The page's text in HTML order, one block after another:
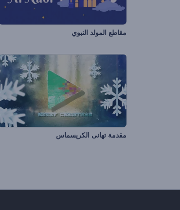
مقاطع المولد النبوي
مقدمة تهانى الكريسماس